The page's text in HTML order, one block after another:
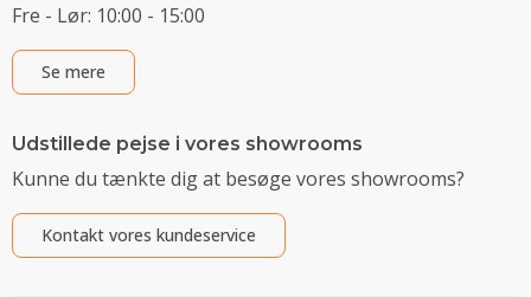
Fre - Lør: 10:00 - 15:00
Se mere
Udstillede pejse i vores showrooms
Kunne du tænkte dig at besøge vores showrooms?
Kontakt vores kundeservice